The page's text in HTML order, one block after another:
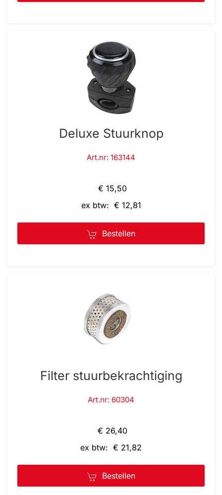
Deluxe Stuurknop
Art.nr: 163144
€ 15,50
ex btw: € 12,81
Bestellen
Filter stuurbekrachtiging
Art.nr: 60304
€ 26,40
ex btw: € 21,82
Bestellen